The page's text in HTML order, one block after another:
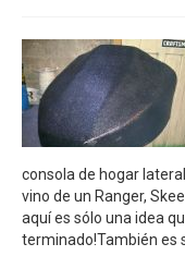
consola de hogar
vino de un Ranger,
aquí es sólo una idea
terminado!También es